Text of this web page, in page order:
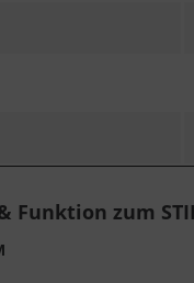
Funktion zum